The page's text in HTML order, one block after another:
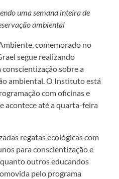
uma semana inteira de
ambiental
comemorado no
segue realizando
sobre a
ambiental. O Instituto está
com oficinas e
acontece até a quarta-feira
regatas ecológicas com
para conscientização e
outros educandos
pelo programa